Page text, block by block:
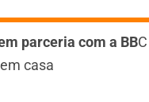
parceria com a BBC
casa